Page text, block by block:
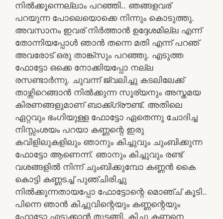
നിൽക്കൂന്നെല്ലാം പറഞ്ഞി.. ഞങ്ങളവര്
പറയുന്ന പോലെയൊക്കെ നിന്നും കൊടുത്തു.
അവസാനം ഇവര് നിർത്താൻ ഉദ്ദേശമില്ല എന്ന്
തോന്നിയപ്പോൾ ഞാൻ തന്നെ മതി എന്ന് പറഞ്
അവരോട് ഒരു താങ്ക്സും പറഞ്ഞു. എടുത്ത
ഫോട്ടോ ഒക്കെ നോക്കിയപ്പോ നല്ല
രസണ്ടാർന്നു. ചുവന്ന് ജ്വലിച്ചു കടലിലേക്ക്
താഴ്ന്നിറെങ്ങാൻ നിൽക്കുന്ന സൂര്യനും അസ്തമയ
കിരണങ്ങളുമാണ് ബാക്ക്ഗ്രൗണ്ട്. അതിലെ
ഏറ്റവും ഭംഗിയുള്ള ഫോട്ടോ ഏതെന്നു ചോദിച്ച
നിസ്സംശയം പറയാ കണ്ണന്റെ ഇരു
കവിളിലുകളിലും ഞാനും കിച്ചുവും ചുംബിക്കുന്ന
ഫോട്ടോ ആണെന്ന്. ഞാനും കിച്ചുവും രണ്ട്
വശങ്ങളിൽ നിന്ന് ചുംബിക്കുമ്പോ കണ്ണൻ കൈ
കൊട്ടി കണ്ണടച്ച് പുഞ്ചിരിച്ചു
നിൽക്കുന്നതായപ്പോ ഫോട്ടോന്റെ മൊഞ്ച് കൂടി..
പിന്നെ ഞാൻ കിച്ചുവിന്റെയും കണ്ണന്റെയും
ഫോട്ടോ എടുക്കാൻ തുടങ്ങി. കിച്ചു കണ്ണനെ